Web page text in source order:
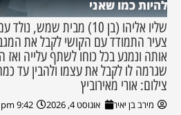
להיות כמו שאני
שליו אליהו (בן 10) מבית
צעיר התמודד עם הקושי לקבל את
אותה ונמנע בכל כוחו לשתף עלייה ואז
שגרמה לו לקבל את עצמו ולהבין עד
צילום: אורי מאירוביץ
מירב בן יאיר אוגוסט 4, 2026 9:42 pm